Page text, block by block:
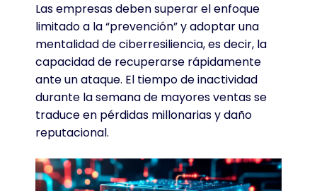
Las empresas deben superar el enfoque
limitado a la “prevención” y adoptar una
mentalidad de ciberresiliencia, es decir, la
capacidad de recuperarse rápidamente
ante un ataque. El tiempo de inactividad
durante la semana de mayores ventas se
traduce en pérdidas millonarias y daño
reputacional.